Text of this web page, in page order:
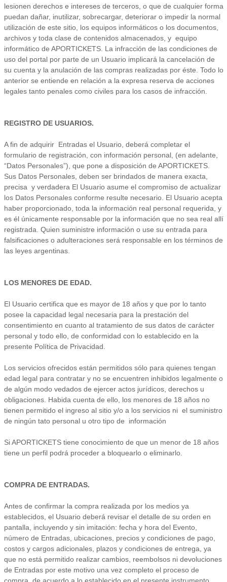
lesionen derechos e intereses de terceros, o que de cualquier forma
puedan dañar, inutilizar, sobrecargar, deteriorar o impedir la normal
utilización de este sitio, los equipos informáticos o los documentos,
archivos y toda clase de contenidos almacenados, y equipo
informático de APORTICKETS. La infracción de las condiciones de
uso del portal por parte de un Usuario implicará la cancelación de
su cuenta y la anulación de las compras realizadas por éste. Todo lo
anterior se entiende en relación a la expresa reserva de acciones
legales tanto penales como civiles para los casos de infracción.
REGISTRO DE USUARIOS.
A fin de adquirir Entradas el Usuario, deberá completar el
formulario de registración, con información personal, (en adelante,
“Datos Personales”), que pone a disposición de APORTICKETS.
Sus Datos Personales, deben ser brindados de manera exacta,
precisa y verdadera El Usuario asume el compromiso de actualizar
los Datos Personales conforme resulte necesario. El Usuario acepta
haber proporcionado, toda la información real personal requerida, y
es él únicamente responsable por la información que no sea real allí
registrada. Quien suministre información o use su entrada para
falsificaciones o adulteraciones será responsable en los términos de
las leyes argentinas.
LOS MENORES DE EDAD.
El Usuario certifica que es mayor de 18 años y que por lo tanto
posee la capacidad legal necesaria para la prestación del
consentimiento en cuanto al tratamiento de sus datos de carácter
personal y todo ello, de conformidad con lo establecido en la
presente Política de Privacidad.
Los servicios ofrecidos están permitidos sólo para quienes tengan
edad legal para contratar y no se encuentren inhibidos legalmente o
de algún modo vedados de ejercer actos jurídicos, derechos u
obligaciones. Habida cuenta de ello, los menores de 18 años no
tienen permitido el ingreso al sitio y/o a los servicios ni el suministro
de ningún tato personal u otro tipo de información
Si APORTICKETS tiene conocimiento de que un menor de 18 años
tiene un perfil podrá proceder a bloquearlo o eliminarlo.
COMPRA DE ENTRADAS.
Antes de confirmar la compra realizada por los medios ya
establecidos, el Usuario deberá revisar el detalle de su orden en
pantalla, incluyendo y sin imitación: fecha y hora del Evento,
número de Entradas, ubicaciones, precios y condiciones de pago,
costos y cargos adicionales, plazos y condiciones de entrega, ya
que no está permitido realizar cambios, reembolsos ni devoluciones
de Entradas por este motivo una vez completo el proceso de